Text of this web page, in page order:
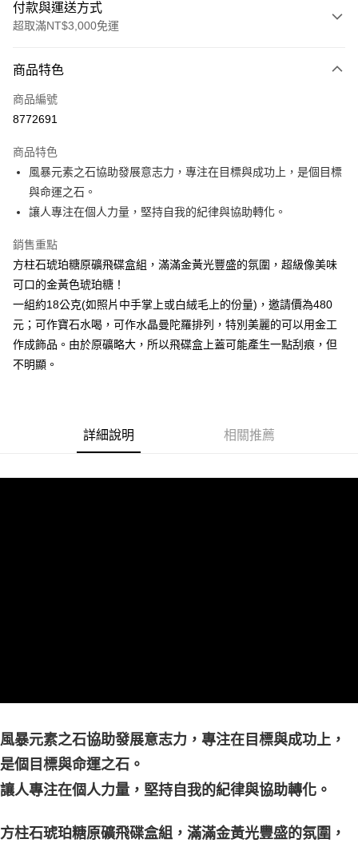
付款與運送方式
超取滿NT$3,000免運
信用卡一次付款
超商取貨付款
Apple Pay
街口支付
ATM付款
全家取貨付款
每筆NT$80，滿NT$3,000(含以上)免運費
7-11取貨付款
郵局幫你送（離島）
商品特色
商品編號
8772691
商品特色
風暴元素之石協助發展意志力，專注在目標與成功上，是個目標
與命運之石。
讓人專注在個人力量，堅持自我的紀律與協助轉化。
銷售重點
方柱石琥珀糖原礦飛碟盒組，滿滿金黃光豐盛的氛圍，超級像美味
可口的金黃色琥珀糖！
一組約18公克(如照片中手掌上或白絨毛上的份量)，邀請價為480
元；可作寶石水喝，可作水晶曼陀羅排列，特別美麗的可以用金工
作成飾品。由於原礦略大，所以飛碟盒上蓋可能產生一點刮痕，但
不明顯。
詳細說明 相關推薦
風暴元素之石協助發展意志力，專注在目標與成功上，
是個目標與命運之石。
讓人專注在個人力量，堅持自我的紀律與協助轉化。
方柱石琥珀糖原礦飛碟盒組，滿滿金黃光豐盛的氛圍，